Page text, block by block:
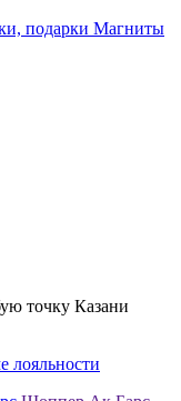
подарки Магниты
точку Казани
лояльности